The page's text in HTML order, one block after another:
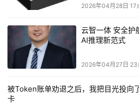
DDS方案的理想选择。现在，
一次能以可承受的价格享受自动化
市场分析机构将其视为一个重要的趋
预测中体现这一重要市场动向。
“一般而言，小企业在管理其重要数
IDC的研究经理Robert Amatruda 说
2026年04月28日 17
云智一体 安全护
AI推理新范式
2026年04月27日 23
被Token账单劝退之后，我把目光投向
卡